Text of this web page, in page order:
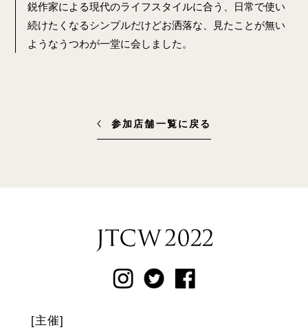
鋭作家による現代のライフスタイルに合う、日常で使い
続けたくなるシンプルだけどお洒落な、見たことが無い
ようなうつわが一堂に会しました。
参加店舗一覧に戻る
[主催]